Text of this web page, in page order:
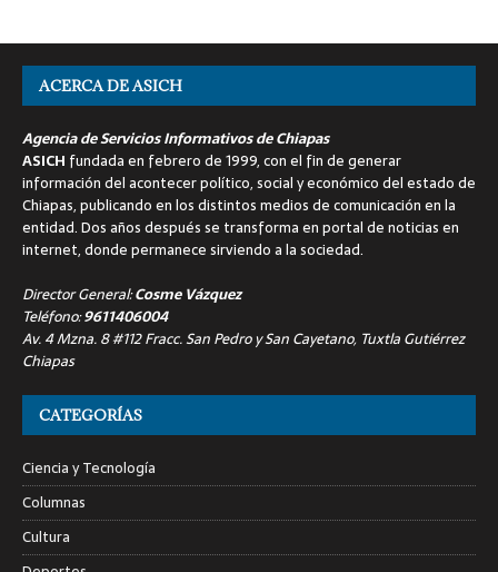
ACERCA DE ASICH
Agencia de Servicios Informativos de Chiapas
ASICH fundada en febrero de 1999, con el fin de generar
información del acontecer político, social y económico del estado de
Chiapas, publicando en los distintos medios de comunicación en la
entidad. Dos años después se transforma en portal de noticias en
internet, donde permanece sirviendo a la sociedad.
Director General:Cosme Vázquez
Teléfono:9611406004
Av. 4 Mzna. 8 #112 Fracc. San Pedro y San Cayetano, Tuxtla Gutiérrez
Chiapas
CATEGORÍAS
Ciencia y Tecnología
Columnas
Cultura